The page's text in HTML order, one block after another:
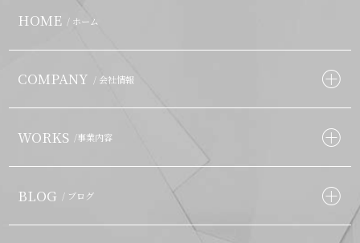
HOME / ホーム
COMPANY / 会社情報
WORKS /事業内容
BLOG / ブログ